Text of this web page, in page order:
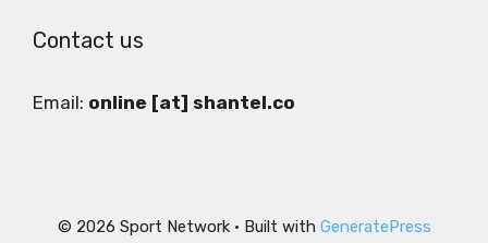
Contact us
Email: online [at] shantel.co
© 2026 Sport Network• Built with GeneratePress